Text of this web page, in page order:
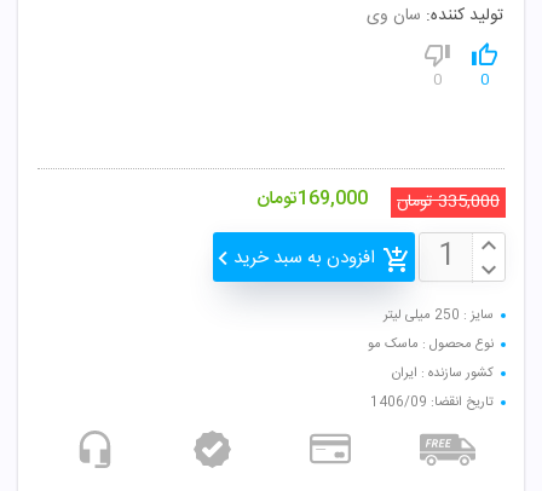
تولید کننده: سان وی
0
0
335,000تومان 169,000تومان
افزودن به سبد خرید
سایز : 250 میلی لیتر
نوع محصول : ماسک مو
کشور سازنده : ایران
تاریخ انقضا: 1406/09